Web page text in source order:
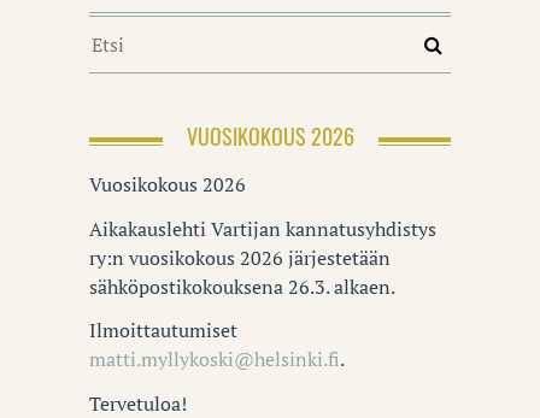
VUOSIKOKOUS 2026
Vuosikokous 2026
Aikakauslehti Vartijan kannatusyhdistys
ry:n vuosikokous 2026 järjestetään
sähköpostikokouksena 26.3. alkaen.
Ilmoittautumiset
matti.myllykoski@helsinki.fi.
Tervetuloa!